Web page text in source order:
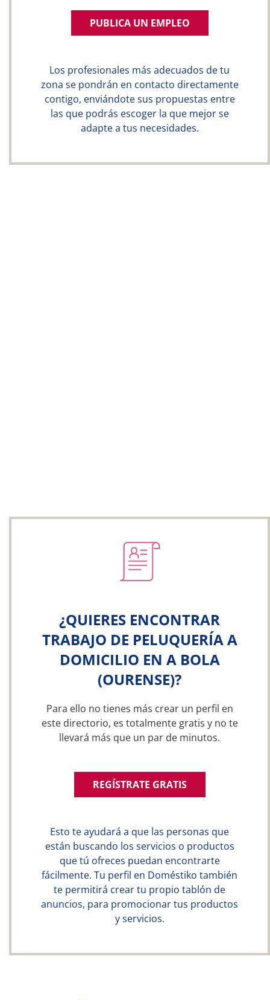
PUBLICA UN EMPLEO
Los profesionales más adecuados de tu
zona se pondrán en contacto directamente
contigo, enviándote sus propuestas entre
las que podrás escoger la que mejor se
adapte a tus necesidades.
¿QUIERES ENCONTRAR
TRABAJO DE PELUQUERÍA A
DOMICILIO EN A BOLA
(OURENSE)?
Para ello no tienes más crear un perfil en
este directorio, es totalmente gratis y no te
llevará más que un par de minutos.
REGÍSTRATE GRATIS
Esto te ayudará a que las personas que
están buscando los servicios o productos
que tú ofreces puedan encontrarte
fácilmente. Tu perfil en Doméstiko también
te permitirá crear tu propio tablón de
anuncios, para promocionar tus productos
y servicios.